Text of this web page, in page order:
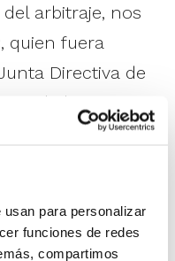
para personalizar
funciones de redes
compartimos
arbitraje, nos
, quien fuera
Directiva de
de la
el año 2018.
Lorenzo Ortiz
FBCV por esa
años en el